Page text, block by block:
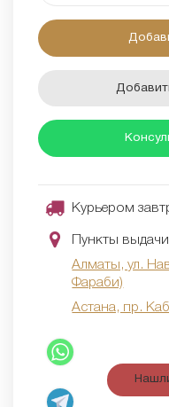
Курьером
Пункты
Алматы, ул.
Фараби)
Астана, пр.